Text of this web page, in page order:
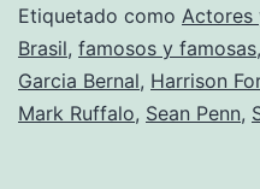
de
Brasil
Etiquetado como Actores
Brasil, famosos y famosas,
Garcia Bernal, Harrison
Mark Ruffalo, Sean Penn,